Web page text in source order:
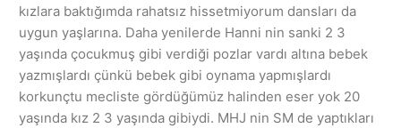
kızlara baktığımda rahatsız hissetmiyorum dansları da
uygun yaşlarına. Daha yenilerde Hanni nin sanki 2 3
yaşında çocukmuş gibi verdiği pozlar vardı altına bebek
yazmışlardı çünkü bebek gibi oynama yapmışlardı
korkunçtu mecliste gördüğümüz halinden eser yok 20
yaşında kız 2 3 yaşında gibiydi. MHJ nin SM de yaptıkları